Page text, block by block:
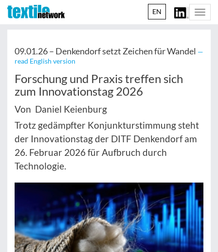
EN
09.01.26 – Denkendorf setzt Zeichen für Wandel —
read English version
Forschung und Praxis treffen sich
zum Innovationstag 2026
Von Daniel Keienburg
Trotz gedämpfter Konjunkturstimmung steht
der Innovationstag der DITF Denkendorf am
26. Februar 2026 für Aufbruch durch
Technologie.